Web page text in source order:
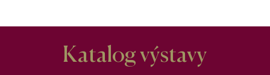
Katalog výstavy